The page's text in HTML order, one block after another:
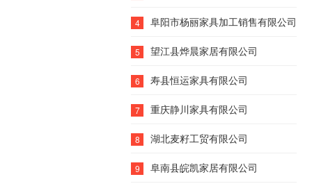
4 阜阳市杨丽家具加工销售有限公司
5 望江县烨晨家居有限公司
6 寿县恒运家具有限公司
7 重庆静川家具有限公司
8 湖北麦籽工贸有限公司
9 阜南县皖凯家居有限公司